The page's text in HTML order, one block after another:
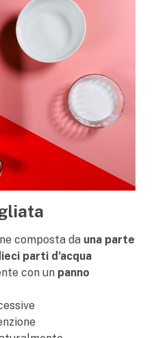
composta da una parte
parti d’acqua
con un panno